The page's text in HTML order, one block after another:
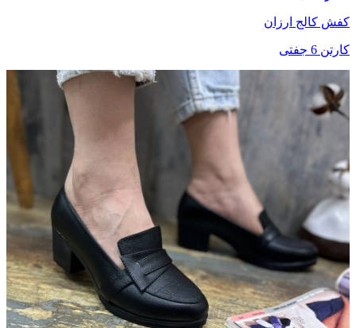
کفش کالج ارزان
کارتن 6 جفتی